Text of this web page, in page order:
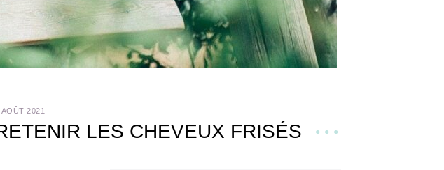
AOÛT 2021
LES CHEVEUX FRISÉS